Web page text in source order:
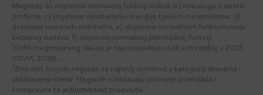
Magnezij: a) doprinosi normalnoj funkciji mišića; b) ima ulogu u sintezi
proteina; c) doprinosi oslobađanju energije tijekom metabolizma; d)
doprinosi ravnoteži elektrolita; e) doprinosi normalnom funkcioniranju
živčanog sustava; f) doprinosi normalnoj psihološkoj funkciji.
Oblik magnezijevog oksida je najprodavaniji oblik u Hrvatskoj u 2025.
(IQVIA, 2026).
2Dobitnik brojnih nagrada za najbolji proizvod u kategoriji spavanja i
ublažavanja stresa. Nagrade odražavaju priznanje potrošača i
farmaceuta za jedinstvenost proizvoda.